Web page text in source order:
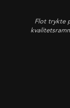
Flot trykte